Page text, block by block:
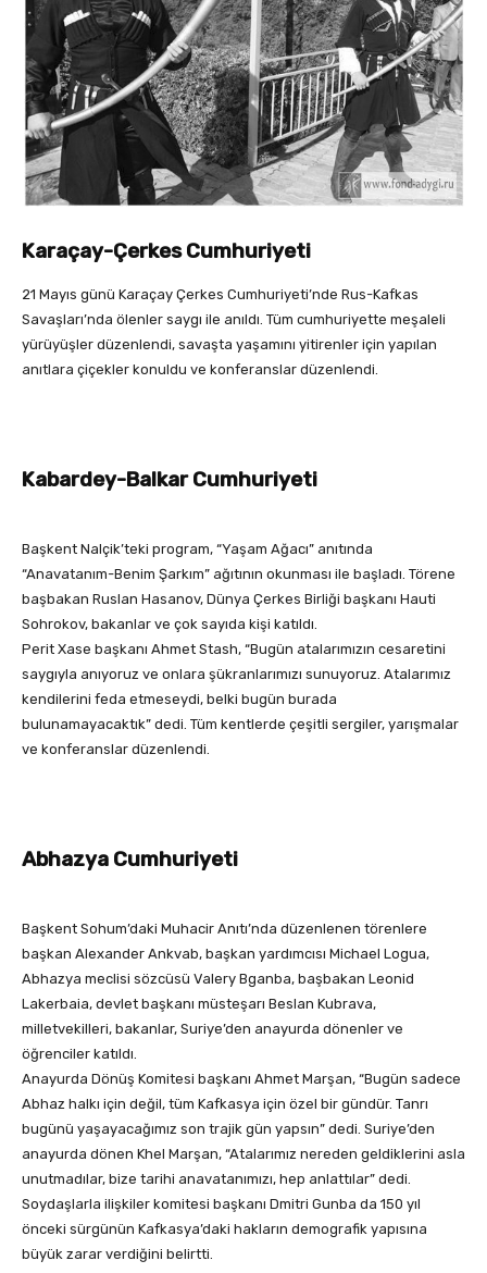
Karaçay-Çerkes Cumhuriyeti
21 Mayıs günü Karaçay Çerkes Cumhuriyeti’nde Rus-Kafkas
Savaşları’nda ölenler saygı ile anıldı. Tüm cumhuriyette meşaleli
yürüyüşler düzenlendi, savaşta yaşamını yitirenler için yapılan
anıtlara çiçekler konuldu ve konferanslar düzenlendi.
Kabardey-Balkar Cumhuriyeti
Başkent Nalçik’teki program, “Yaşam Ağacı” anıtında
“Anavatanım-Benim Şarkım” ağıtının okunması ile başladı. Törene
başbakan Ruslan Hasanov, Dünya Çerkes Birliği başkanı Hauti
Sohrokov, bakanlar ve çok sayıda kişi katıldı.
Perit Xase başkanı Ahmet Stash, “Bugün atalarımızın cesaretini
saygıyla anıyoruz ve onlara şükranlarımızı sunuyoruz. Atalarımız
kendilerini feda etmeseydi, belki bugün burada
bulunamayacaktık” dedi. Tüm kentlerde çeşitli sergiler, yarışmalar
ve konferanslar düzenlendi.
Abhazya Cumhuriyeti
Başkent Sohum’daki Muhacir Anıtı’nda düzenlenen törenlere
başkan Alexander Ankvab, başkan yardımcısı Michael Logua,
Abhazya meclisi sözcüsü Valery Bganba, başbakan Leonid
Lakerbaia, devlet başkanı müsteşarı Beslan Kubrava,
milletvekilleri, bakanlar, Suriye’den anayurda dönenler ve
öğrenciler katıldı.
Anayurda Dönüş Komitesi başkanı Ahmet Marşan, “Bugün sadece
Abhaz halkı için değil, tüm Kafkasya için özel bir gündür. Tanrı
bugünü yaşayacağımız son trajik gün yapsın” dedi. Suriye’den
anayurda dönen Khel Marşan, “Atalarımız nereden geldiklerini asla
unutmadılar, bize tarihi anavatanımızı, hep anlattılar” dedi.
Soydaşlarla ilişkiler komitesi başkanı Dmitri Gunba da 150 yıl
önceki sürgünün Kafkasya’daki hakların demografik yapısına
büyük zarar verdiğini belirtti.